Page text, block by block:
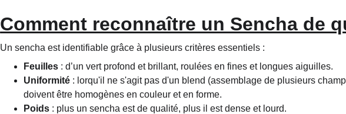
Comment reconnaître un Sencha de
Un sencha est identifiable grâce à plusieurs critères essentiels :
Feuilles : d’un vert profond et brillant, roulées en fines et longues aiguilles.
Uniformité : lorqu'il ne s'agit pas d'un blend (assemblage de plusieurs
doivent être homogènes en couleur et en forme.
Poids : plus un sencha est de qualité, plus il est dense et lourd.